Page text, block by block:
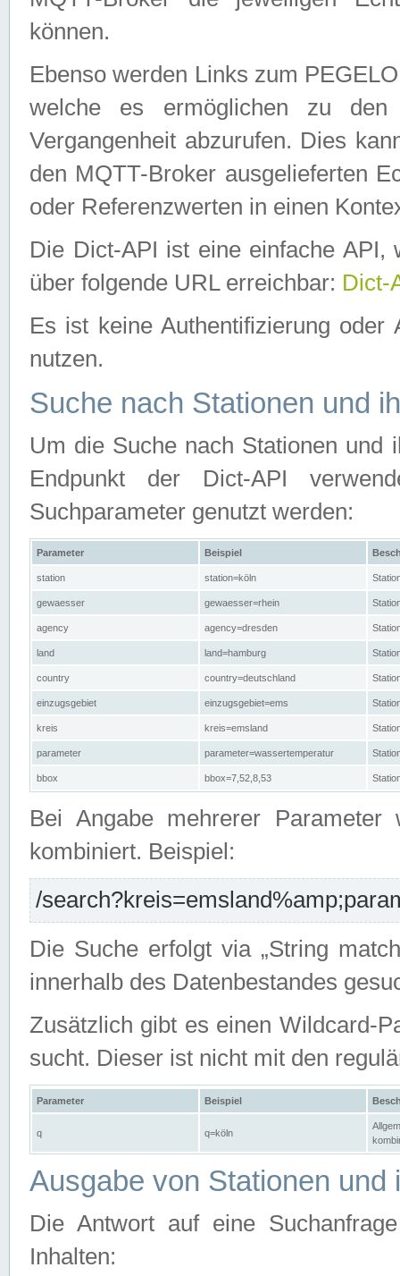
können.
Ebenso werden Links zum
welche es ermöglichen zu den
Vergangenheit abzurufen. Dies
den MQTT-Broker ausgelieferten
oder Referenzwerten in einen
Die Dict-API ist eine einfache API,
über folgende URL erreichbar: Dict-
Es ist keine Authentifizierung
nutzen.
Suche nach Stationen und
Um die Suche nach Stationen und
Endpunkt der Dict-API
Suchparameter genutzt werden:
Parameter Beispiel
station station=köln
gewaesser gewaesser=rhein
agency agency=dresden
land land=hamburg
country country=deutschland
einzugsgebiet einzugsgebiet=ems
kreis kreis=emsland
parameter parameter=wassertemperatur
bbox bbox=7,52,8,53
Bei Angabe mehrerer Parameter
kombiniert. Beispiel:
/
Die Suche erfolgt via „String
innerhalb des Datenbestandes
Zusätzlich gibt es einen Wildcard-
sucht. Dieser ist nicht mit den
Parameter Beispiel
q q=köln
Ausgabe von Stationen und
Die Antwort auf eine
Inhalten: